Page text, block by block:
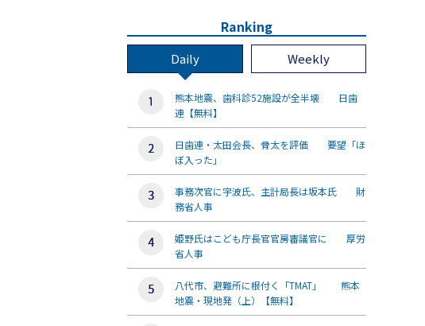
Ranking
Daily Weekly
熊本地震、歯科診52施設が全半壊 日歯
連【無料】
日歯連・太田会長、骨太を評価 要望「ほ
ぼ入った」
事務次官に宇波氏、主計局長は坂本氏 財
務省人事
姫野氏はこども庁長官官房審議官に 厚労
省人事
八代市、避難所に根付く「TMAT」 熊本
地震・現地発（上）【無料】